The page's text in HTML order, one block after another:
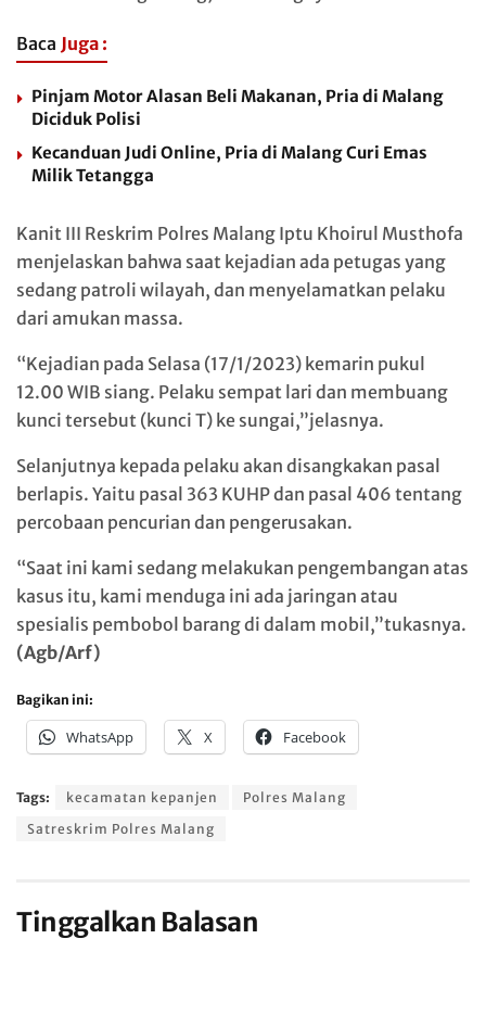
Baca Juga :
Pinjam Motor Alasan Beli Makanan, Pria di Malang
Diciduk Polisi
Kecanduan Judi Online, Pria di Malang Curi Emas
Milik Tetangga
Kanit III Reskrim Polres Malang Iptu Khoirul Musthofa
menjelaskan bahwa saat kejadian ada petugas yang
sedang patroli wilayah, dan menyelamatkan pelaku
dari amukan massa.
“Kejadian pada Selasa (17/1/2023) kemarin pukul
12.00 WIB siang. Pelaku sempat lari dan membuang
kunci tersebut (kunci T) ke sungai,”jelasnya.
Selanjutnya kepada pelaku akan disangkakan pasal
berlapis. Yaitu pasal 363 KUHP dan pasal 406 tentang
percobaan pencurian dan pengerusakan.
“Saat ini kami sedang melakukan pengembangan atas
kasus itu, kami menduga ini ada jaringan atau
spesialis pembobol barang di dalam mobil,”tukasnya.
(Agb/Arf)
Bagikan ini:
WhatsApp X Facebook
Tags: kecamatan kepanjen
Polres Malang
Satreskrim Polres Malang
Tinggalkan Balasan